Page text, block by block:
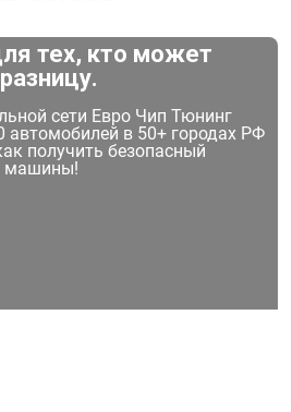
тех, кто может
сети Евро Чип Тюнинг
автомобилей в 50+ городах РФ
получить безопасный
машины!